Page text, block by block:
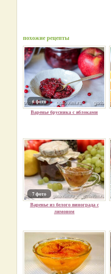
похожие рецепты
6 фото
Варенье брусника с яблоками
7 фото
Варенье из белого винограда с
лимоном